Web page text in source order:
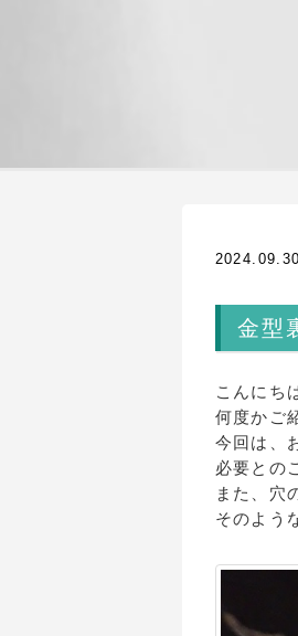
2024.09.30
金型
こんにち
何度かご
今回は、
必要との
また、穴
そのよう